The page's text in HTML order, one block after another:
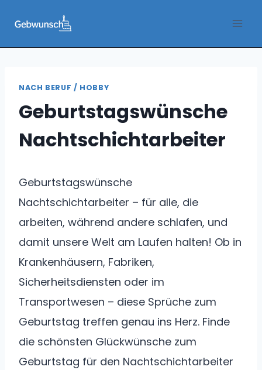
Inhalt
springen
NACH BERUF / HOBBY
Geburtstagswünsche
Nachtschichtarbeiter
Geburtstagswünsche
Nachtschichtarbeiter – für alle, die
arbeiten, während andere schlafen, und
damit unsere Welt am Laufen halten! Ob in
Krankenhäusern, Fabriken,
Sicherheitsdiensten oder im
Transportwesen – diese Sprüche zum
Geburtstag treffen genau ins Herz. Finde
die schönsten Glückwünsche zum
Geburtstag für den Nachtschichtarbeiter